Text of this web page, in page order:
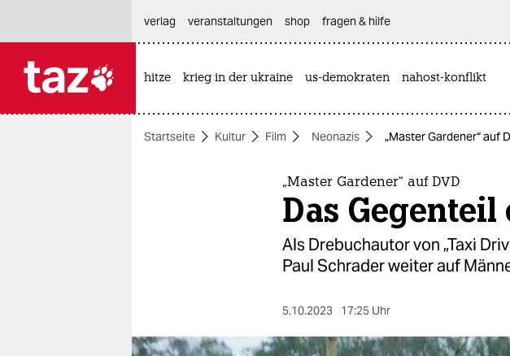
themen
verlag
veranstaltungen shop fragen & hilfe
hitze krieg in der ukraine us-demokraten nahost-konflikt
Startseite Kultur Film Neonazis „Master Gardener“ auf
„Master Gardener“ auf DVD
Das
Als Drebuchautor von „Taxi
Paul Schrader weiter auf
5.10.2023 17:25 Uhr